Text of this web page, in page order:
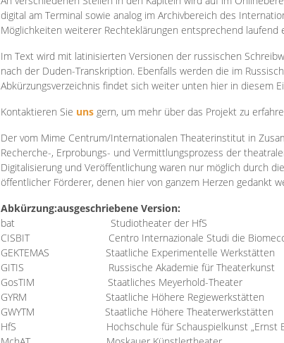
digital am Terminal sowie analog im Archivbereich des
Möglichkeiten weiterer Rechteklärungen entsprechend laufend
Im Text wird mit latinisierten Versionen der russischen
nach der Duden-Transkription. Ebenfalls werden die im
Abkürzungsverzeichnis findet sich weiter unten hier in diesem
Kontaktieren Sie uns gern, um mehr über das Projekt zu
Der vom Mime Centrum/Internationalen Theaterinstitut in
Recherche-, Erprobungs- und Vermittlungsprozess der
Digitalisierung und Veröffentlichung waren nur möglich durch
öffentlicher Förderer, denen hier von ganzem Herzen gedankt
Abkürzung:ausgeschriebene Version:
bat
Studiotheater der HfS
CISBIT
Centro Internazionale Studi die
GEKTEMAS
Staatliche Experimentelle Werkstätten
GITIS
Russische Akademie für Theaterkunst
GosTIM
Staatliches Meyerhold-Theater
GYRM
Staatliche Höhere Regiewerkstätten
GWYTM
Staatliche Höhere Theaterwerkstätten
HfS
Hochschule für Schauspielkunst „Ernst